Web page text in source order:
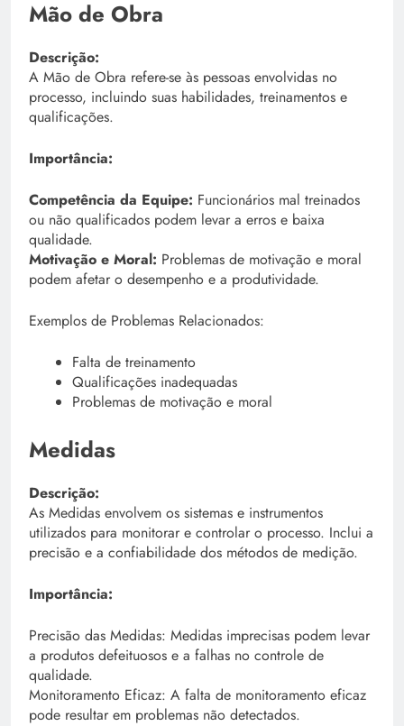
Mão de Obra
Descrição:
A Mão de Obra refere-se às pessoas envolvidas no
processo, incluindo suas habilidades, treinamentos e
qualificações.
Importância:
Competência da Equipe: Funcionários mal treinados
ou não qualificados podem levar a erros e baixa
qualidade.
Motivação e Moral: Problemas de motivação e moral
podem afetar o desempenho e a produtividade.
Exemplos de Problemas Relacionados:
Falta de treinamento
Qualificações inadequadas
Problemas de motivação e moral
Medidas
Descrição:
As Medidas envolvem os sistemas e instrumentos
utilizados para monitorar e controlar o processo. Inclui a
precisão e a confiabilidade dos métodos de medição.
Importância:
Precisão das Medidas: Medidas imprecisas podem levar
a produtos defeituosos e a falhas no controle de
qualidade.
Monitoramento Eficaz: A falta de monitoramento eficaz
pode resultar em problemas não detectados.